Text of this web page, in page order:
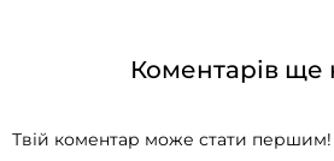
Коментарів ще
Твій коментар може стати першим!